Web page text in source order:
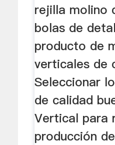
rejilla molino
bolas de
producto de
verticales de
Seleccionar
de calidad
Vertical para
producción